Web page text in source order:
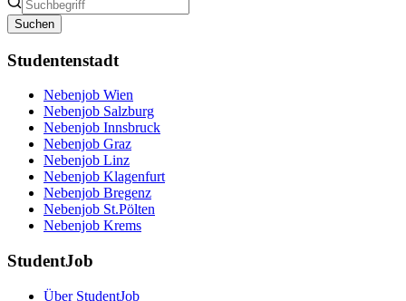
Suchen
Studentenstadt
Nebenjob Wien
Nebenjob Salzburg
Nebenjob Innsbruck
Nebenjob Graz
Nebenjob Linz
Nebenjob Klagenfurt
Nebenjob Bregenz
Nebenjob St.Pölten
Nebenjob Krems
StudentJob
Über StudentJob